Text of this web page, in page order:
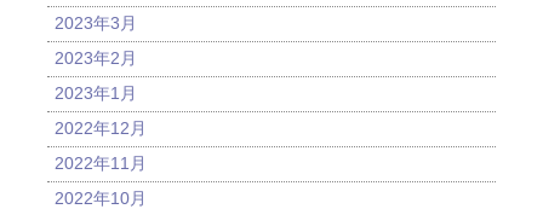
2023年3月
2023年2月
2023年1月
2022年12月
2022年11月
2022年10月